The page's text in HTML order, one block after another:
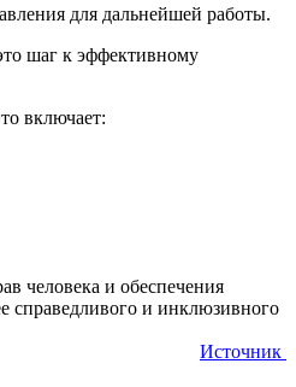
для дальнейшей работы.
шаг к эффективному
включает:
человека и обеспечения
справедливого и инклюзивного
Источник